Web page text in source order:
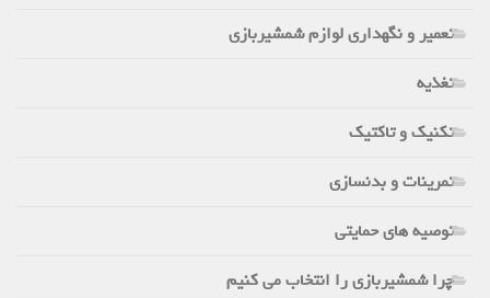
تعمیر و نگهداری لوازم شمشیربازی
تغذیه
تکنیک و تاکتیک
تمرینات و بدنسازی
توصیه های حمایتی
چرا شمشیربازی را انتخاب می کنیم